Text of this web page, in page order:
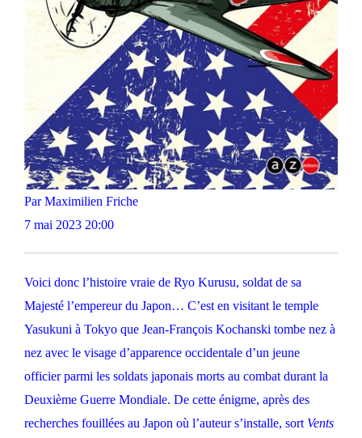
Par Maximilien Friche
7 mai 2023 20:00
Voici donc l’histoire vraie de Ryo Kurusu, soldat de sa
Majesté l’empereur du Japon… C’est en visitant le temple
Yasukuni à Tokyo que Jean-François Kochanski tombe nez à
nez avec le visage d’apparence occidentale d’un jeune
officier parmi les soldats japonais morts au combat durant la
Deuxième Guerre Mondiale. De cette énigme, après des
recherches fouillées au Japon où l’auteur s’installe, sort Vents